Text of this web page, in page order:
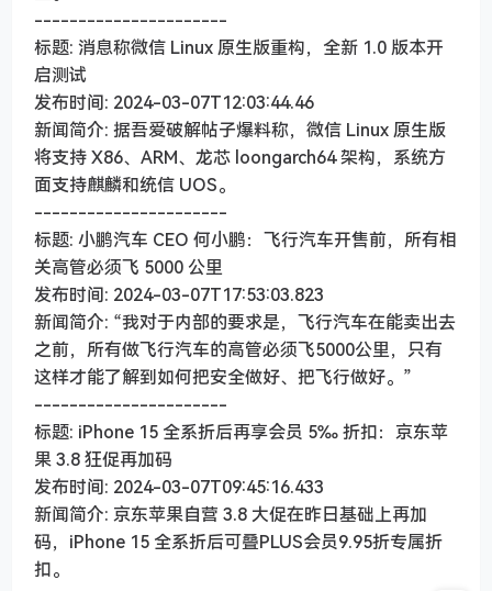
----------------------
标题: 消息称微信 Linux 原生版重构，全新 1.0 版本开
启测试
发布时间: 2024-03-07T12:03:44.46
新闻简介: 据吾爱破解帖子爆料称，微信 Linux 原生版
将支持 X86、ARM、龙芯 loongarch64 架构，系统方
面支持麒麟和统信 UOS。
----------------------
标题: 小鹏汽车 CEO 何小鹏：飞行汽车开售前，所有相
关高管必须飞 5000 公里
发布时间: 2024-03-07T17:53:03.823
新闻简介: “我对于内部的要求是，飞行汽车在能卖出去
之前，所有做飞行汽车的高管必须飞5000公里，只有
这样才能了解到如何把安全做好、把飞行做好。”
----------------------
标题: iPhone 15 全系折后再享会员 5‰ 折扣：京东苹
果 3.8 狂促再加码
发布时间: 2024-03-07T09:45:16.433
新闻简介: 京东苹果自营 3.8 大促在昨日基础上再加
码，iPhone 15 全系折后可叠PLUS会员9.95折专属折
扣。